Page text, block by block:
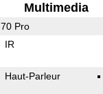
Multimedia
70 Pro
IR
Haut-Parleur